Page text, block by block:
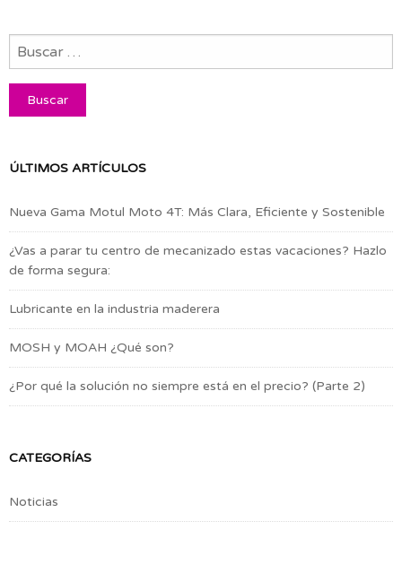
ÚLTIMOS ARTÍCULOS
Nueva Gama Motul Moto 4T: Más Clara, Eficiente y Sostenible
¿Vas a parar tu centro de mecanizado estas vacaciones? Hazlo
de forma segura:
Lubricante en la industria maderera
MOSH y MOAH ¿Qué son?
¿Por qué la solución no siempre está en el precio? (Parte 2)
CATEGORÍAS
Noticias